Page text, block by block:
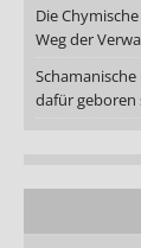
Die
Weg der
dafür geboren